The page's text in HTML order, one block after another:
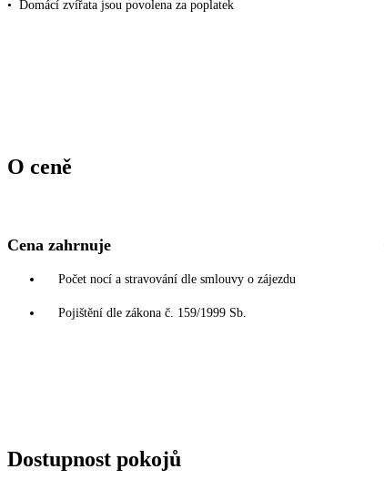
• Domácí zvířata jsou povolena za poplatek
O ceně
Cena zahrnuje
Počet nocí a stravování dle smlouvy o zájezdu
Pojištění dle zákona č. 159/1999 Sb.
Dostupnost pokojů